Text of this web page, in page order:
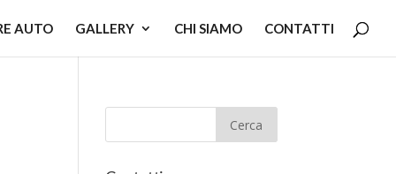
AUTO GALLERY CHI SIAMO CONTATTI